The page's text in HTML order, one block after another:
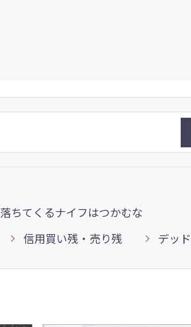
落ちてくるナイフはつかむな
信用買い残・売り残 デッ